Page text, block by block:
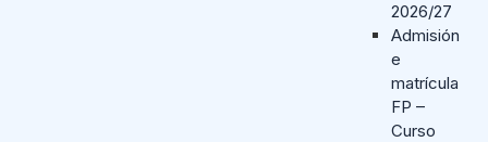
2026/27
Admisión
e
matrícula
FP –
Curso